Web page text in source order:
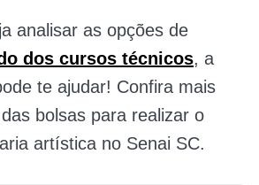
analisar as opções de
dos cursos técnicos, a
te ajudar! Confira mais
bolsas para realizar o
artística no Senai SC.